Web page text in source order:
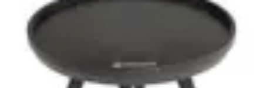
Disfruta Ya
Escapadas Actividades Sociales
Cocina y
Disfruta Ya